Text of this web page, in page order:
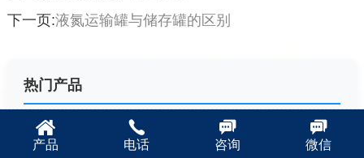
下一页:液氮运输罐与储存罐的区别
热门产品
实验室/畜牧储存型液氮罐
产品
电话 咨询 微信